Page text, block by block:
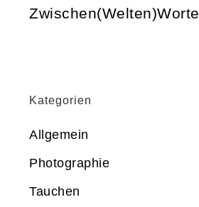
Zwischen(Welten)Worte
Kategorien
Allgemein
Photographie
Tauchen